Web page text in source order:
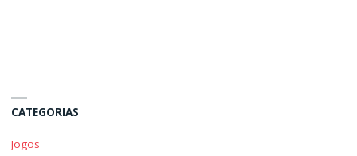
CATEGORIAS
Jogos